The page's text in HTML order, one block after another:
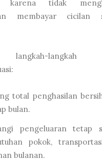
karena tidak
membayar cicilan
langkah-langkah
total penghasilan
bulan.
pengeluaran tetap
pokok,
bulanan.